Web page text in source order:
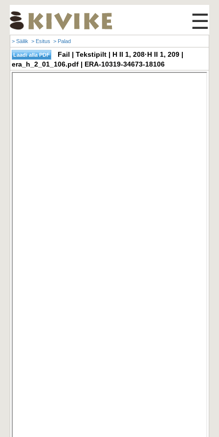
☰
> Säilik > Esitus > Palad
Fail | Tekstipilt | H II 1, 208·H II 1, 209 |
era_h_2_01_106.pdf | ERA-10319-34673-18106